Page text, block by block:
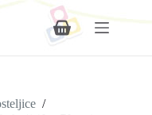
Shopping
/